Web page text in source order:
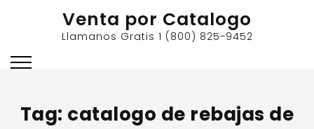
Venta por Catalogo
Llamanos Gratis 1 (800) 825-9452
Tag: catalogo de rebajas de